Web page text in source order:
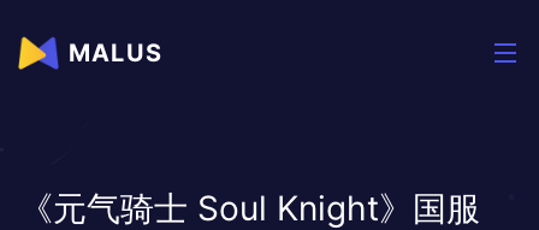
MALUS
《元气骑士 Soul Knight》国服